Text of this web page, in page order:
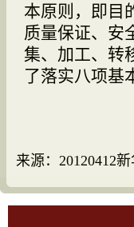
本原则，即目
质量保证、安
集、加工、转
了落实八项基
来源：20120412